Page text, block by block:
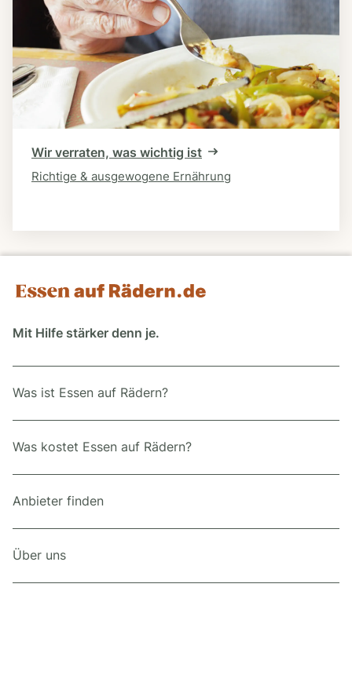
Wir verraten, was wichtig ist
Richtige & ausgewogene Ernährung
Mit Hilfe stärker denn je.
Was ist Essen auf Rädern?
Was kostet Essen auf Rädern?
Anbieter finden
Über uns